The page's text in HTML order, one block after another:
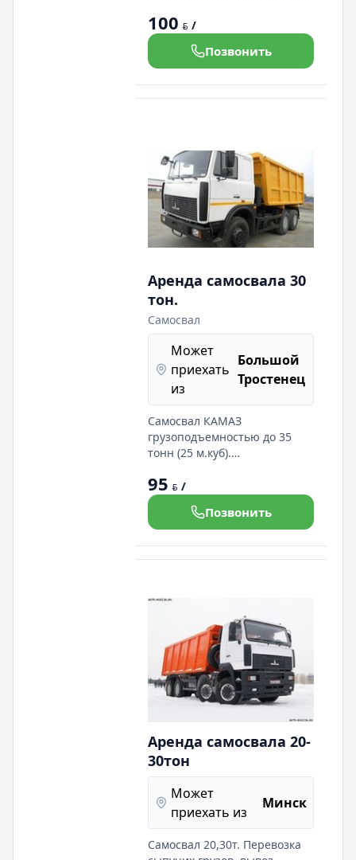
объекты. Реализация песка,
гравия, щебня. Вывоз снега.
Вывоз грунта. В парке 10
авто. Работаем 24/7
100 BYN /
Позвонить
Аренда самосвала 30
тон.
Самосвал
Может
приехать
из
Большой
Тростенец
Самосвал КАМАЗ
грузоподъемностью до 35
тонн (25 м.куб).
95 BYN /
Позвонить
Аренда самосвала 20-
30тон
Может
приехать из
Минск
Самосвал 20,30т. Перевозка